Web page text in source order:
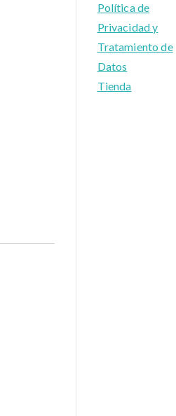
Política de
Privacidad y
Tratamiento de
Datos
Tienda